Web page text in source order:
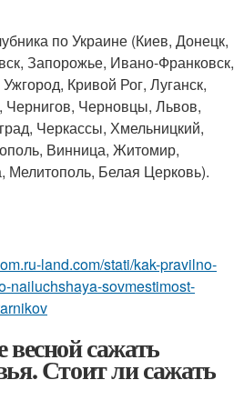
по Украине (Киев, Донецк,
Запорожье, Ивано-Франковск,
Кривой Рог, Луганск,
Черновцы, Львов,
Черкассы, Хмельницкий,
Винница, Житомир,
Мелитополь, Белая Церковь).
land.com/stati/kak-pravilno-
nailuchshaya-sovmestimost-
сажать
Стоит ли сажать